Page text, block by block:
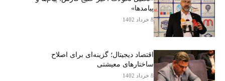
پیامدها»
8 خرداد 1402
اقتصاد دیجیتال؛ گزینه‌ای برای اصلاح
ساختارهای معیشتی
8 خرداد 1402